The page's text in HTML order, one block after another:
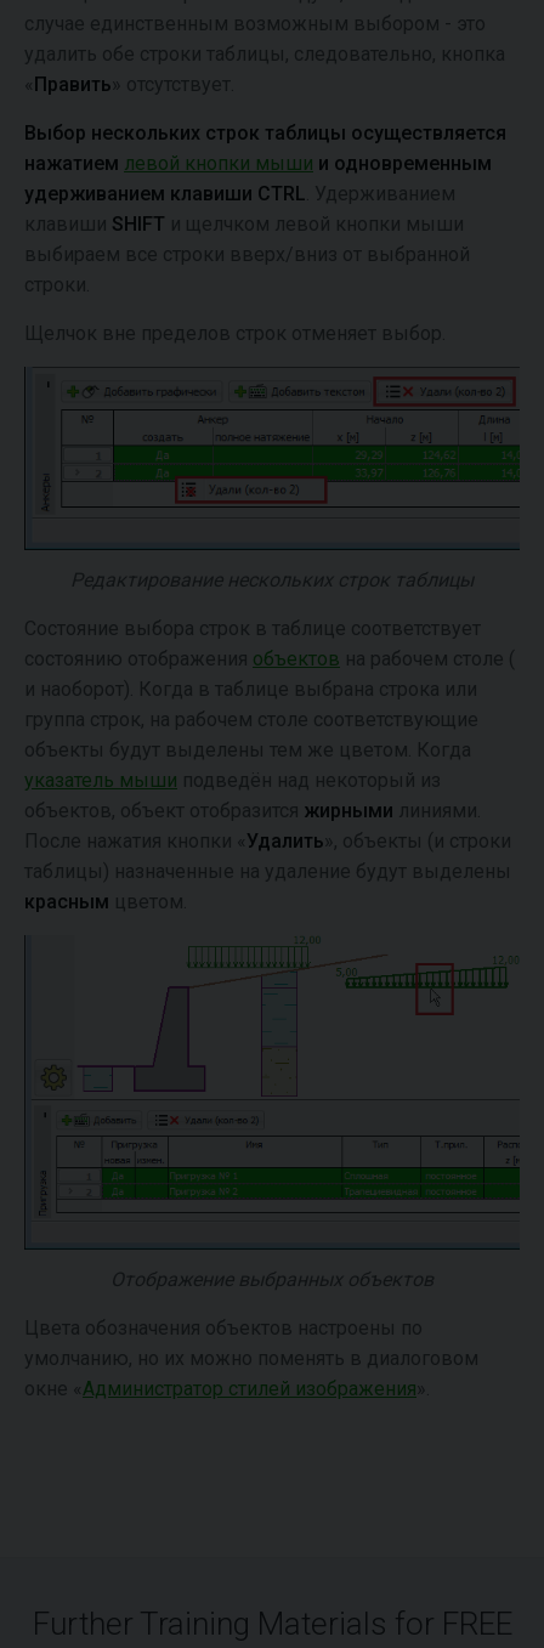
случае единственным возможным выбором - это
удалить обе строки таблицы, следовательно, кнопка
« Править » отсутствует.
Выбор нескольких строк таблицы осуществляется
нажатием левой кнопки мыши и одновременным
удерживанием клавиши CTRL
Удерживанием
клавиши SHIFT и щелчком левой кнопки мыши
выбираем все строки вверх/вниз от выбранной
строки.
Щелчок вне пределов строк отменяет выбор.
Редактирование нескольких строк таблицы
Состояние выбора строк в таблице соответствует
состоянию отображения объектов на рабочем столе (
и наоборот). Когда в таблице выбрана строка или
группа строк, на рабочем столе соответствующие
объекты будут выделены тем же цветом. Когда
указатель мыши подведён над некоторый из
объектов, объект отобразится жирными линиями.
После нажатия кнопки « Удалить », объекты (и строки
таблицы) назначенные на удаление будут выделены
красным цветом.
Отображение выбранных объектов
Цвета обозначения объектов настроены по
умолчанию, но их можно поменять в диалоговом
окне «Администратор стилей изображения ».
Further Training Materials for FREE